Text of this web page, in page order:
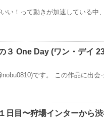
い！って動きが加速している中
３ One Day (ワン・デイ
です。 この作品に出
日目〜狩場インターから